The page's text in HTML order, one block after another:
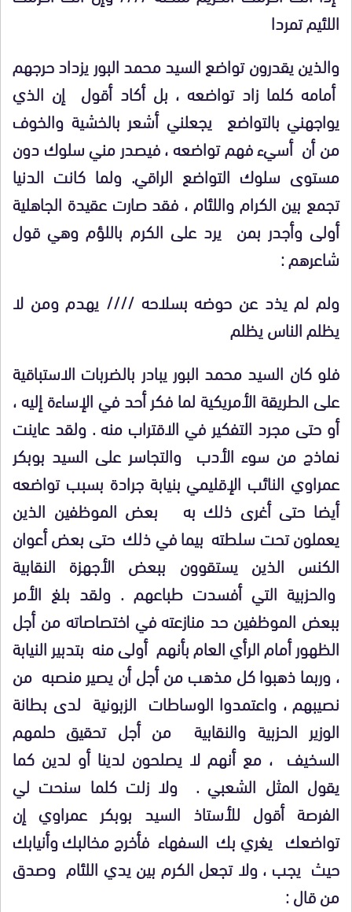
اللئيم تمردا
والذين يقدرون تواضع السيد محمد البور يزداد حرجهم
أمامه كلما زاد تواضعه ، بل أكاد أقول إن الذي
يواجهني بالتواضع يجعلني أشعر بالخشية والخوف
من أن أسيء فهم تواضعه ، فيصدر مني سلوك دون
مستوى سلوك التواضع الراقي. ولما كانت الدنيا
تجمع بين الكرام واللئام ، فقد صارت عقيدة الجاهلية
أولى وأجدر بمن يرد على الكرم باللؤم وهي قول
شاعرهم :
ولم لم يذد عن حوضه بسلاحه //// يهدم ومن لا
يظلم الناس يظلم
فلو كان السيد محمد البور يبادر بالضربات الاستباقية
على الطريقة الأمريكية لما فكر أحد في الإساءة إليه ،
أو حتى مجرد التفكير في الاقتراب منه . ولقد عاينت
نماذج من سوء الأدب والتجاسر على السيد بوبكر
عمراوي النائب الإقليمي بنيابة جرادة بسبب تواضعه
أيضا حتى أغرى ذلك به بعض الموظفين الذين
يعملون تحت سلطته بيما في ذلك حتى بعض أعوان
الكنس الذين يستقوون ببعض الأجهزة النقابية
والحزبية التي أفسدت طباعهم . ولقد بلغ الأمر
ببعض الموظفين حد منازعته في اختصاصاته من أجل
الظهور أمام الرأي العام بأنهم أولى منه بتدبير النيابة
، وربما ذهبوا كل مذهب من أجل أن يصير منصبه من
نصيبهم ، واعتمدوا الوساطات الزبونية لدى بطانة
الوزير الحزبية والنقابية من أجل تحقيق حلمهم
السخيف ، مع أنهم لا يصلحون لدينا أو لدين كما
يقول المثل الشعبي . ولا زلت كلما سنحت لي
الفرصة أقول للأستاذ السيد بوبكر عمراوي إن
تواضعك يغري بك السفهاء فأخرج مخالبك وأنيابك
حيث يجب ، ولا تجعل الكرم بين يدي اللئام وصدق
من قال :